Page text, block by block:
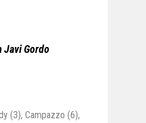
Javi Gordo
(3), Campazzo (6),